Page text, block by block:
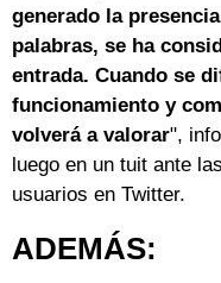
generado la
palabras, se ha
entrada. Cuando se
funcionamiento y
volverá a valorar",
luego en un tuit ante
usuarios en Twitter.
ADEMÁS: